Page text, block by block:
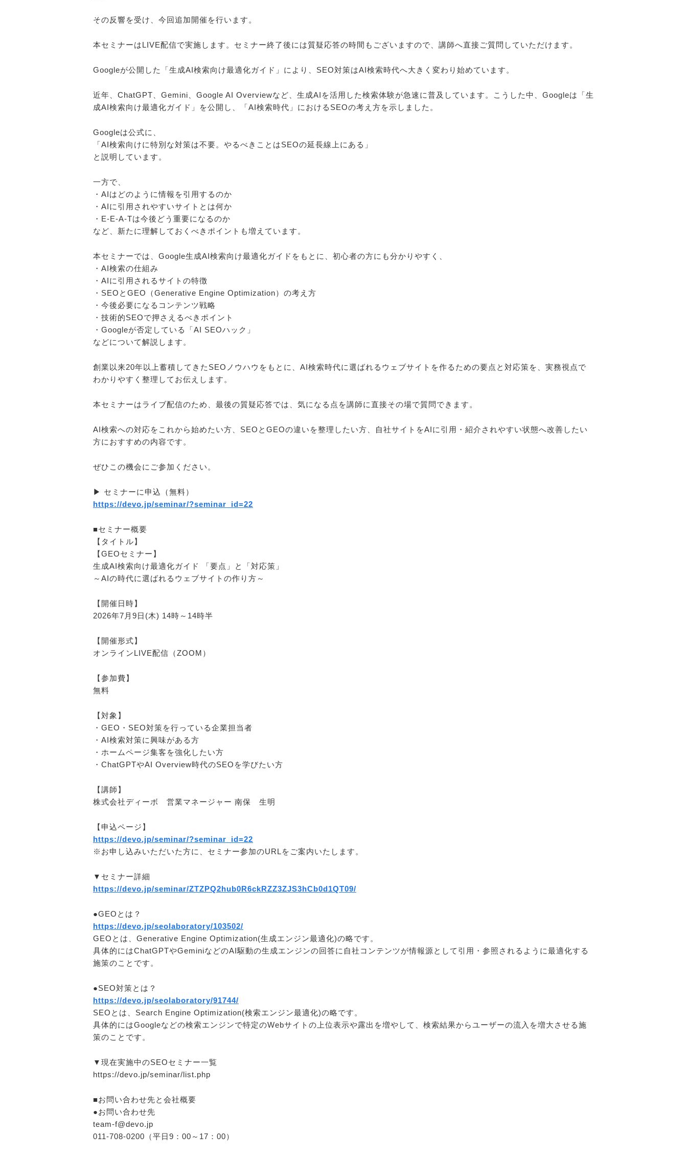
その反響を受け、今回追加開催を行います。
本セミナーはLIVE配信で実施します。セミナー終了後には質疑応答の時間もございますので、講師へ直接ご質問していただけます。
Googleが公開した「生成AI検索向け最適化ガイド」により、SEO対策はAI検索時代へ大きく変わり始めています。
近年、ChatGPT、Gemini、Google AI Overviewなど、生成AIを活用した検索体験が急速に普及しています。こうした中、Googleは「生
成AI検索向け最適化ガイド」を公開し、「AI検索時代」におけるSEOの考え方を示しました。
Googleは公式に、
「AI検索向けに特別な対策は不要。やるべきことはSEOの延長線上にある」
と説明しています。
一方で、
・AIはどのように情報を引用するのか
・AIに引用されやすいサイトとは何か
・E-E-A-Tは今後どう重要になるのか
など、新たに理解しておくべきポイントも増えています。
本セミナーでは、Google生成AI検索向け最適化ガイドをもとに、初心者の方にも分かりやすく、
・AI検索の仕組み
・AIに引用されるサイトの特徴
・SEOとGEO（Generative Engine Optimization）の考え方
・今後必要になるコンテンツ戦略
・技術的SEOで押さえるべきポイント
・Googleが否定している「AI SEOハック」
などについて解説します。
創業以来20年以上蓄積してきたSEOノウハウをもとに、AI検索時代に選ばれるウェブサイトを作るための要点と対応策を、実務視点で
わかりやすく整理してお伝えします。
本セミナーはライブ配信のため、最後の質疑応答では、気になる点を講師に直接その場で質問できます。
AI検索への対応をこれから始めたい方、SEOとGEOの違いを整理したい方、自社サイトをAIに引用・紹介されやすい状態へ改善したい
方におすすめの内容です。
ぜひこの機会にご参加ください。
▶ セミナーに申込（無料）
https://devo.jp/seminar/?seminar_id=22
■セミナー概要
【タイトル】
【GEOセミナー】
生成AI検索向け最適化ガイド 「要点」と「対応策」
～AIの時代に選ばれるウェブサイトの作り方～
【開催日時】
2026年7月9日(木) 14時～14時半
【開催形式】
オンラインLIVE配信（ZOOM）
【参加費】
無料
【対象】
・GEO・SEO対策を行っている企業担当者
・AI検索対策に興味がある方
・ホームページ集客を強化したい方
・ChatGPTやAI Overview時代のSEOを学びたい方
【講師】
株式会社ディーボ 営業マネージャー 南保 生明
【申込ページ】
https://devo.jp/seminar/?seminar_id=22
※お申し込みいただいた方に、セミナー参加のURLをご案内いたします。
▼セミナー詳細
https://devo.jp/seminar/ZTZPQ2hub0R6ckRZZ3ZJS3hCb0d1QT09/
●GEOとは？
https://devo.jp/seolaboratory/103502/
GEOとは、Generative Engine Optimization(生成エンジン最適化)の略です。
具体的にはChatGPTやGeminiなどのAI駆動の生成エンジンの回答に自社コンテンツが情報源として引用・参照されるように最適化する
施策のことです。
●SEO対策とは？
https://devo.jp/seolaboratory/91744/
SEOとは、Search Engine Optimization(検索エンジン最適化)の略です。
具体的にはGoogleなどの検索エンジンで特定のWebサイトの上位表示や露出を増やして、検索結果からユーザーの流入を増大させる施
策のことです。
▼現在実施中のSEOセミナー一覧
https://devo.jp/seminar/list.php
■お問い合わせ先と会社概要
●お問い合わせ先
team-f@devo.jp
011-708-0200（平日9：00～17：00）